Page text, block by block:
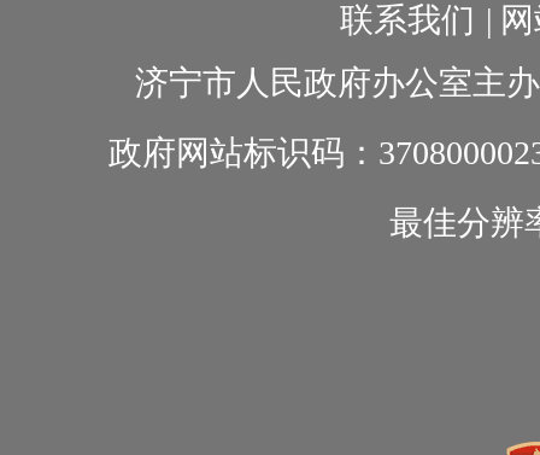
联系我们 |
济宁市人民政府办公室主
政府网站标识码：
最佳分辨